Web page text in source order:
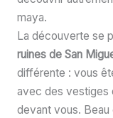
maya.
La découverte se
ruines de San
différente : vous
avec des vestiges
devant vous.